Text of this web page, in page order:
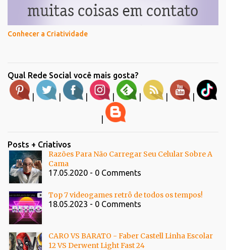
Conhecer a Criatividade
Qual Rede Social você mais gosta?
| | | | | | |
Posts + Criativos
Razões Para Não Carregar Seu Celular Sobre A
Cama
17.05.2020 - 0 Comments
Top 7 videogames retrô de todos os tempos!
18.05.2023 - 0 Comments
CARO VS BARATO - Faber Castell Linha Escolar
12 VS Derwent Light Fast 24